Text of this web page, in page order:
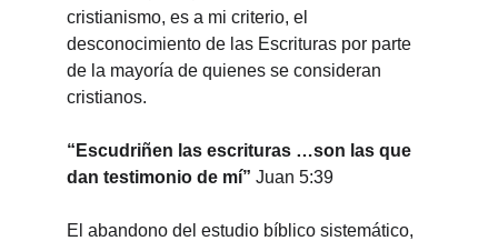
cristianismo, es a mi criterio, el
desconocimiento de las Escrituras por parte
de la mayoría de quienes se consideran
cristianos.
“Escudriñen las escrituras …son las que
dan testimonio de mí” Juan 5:39
El abandono del estudio bíblico sistemático,